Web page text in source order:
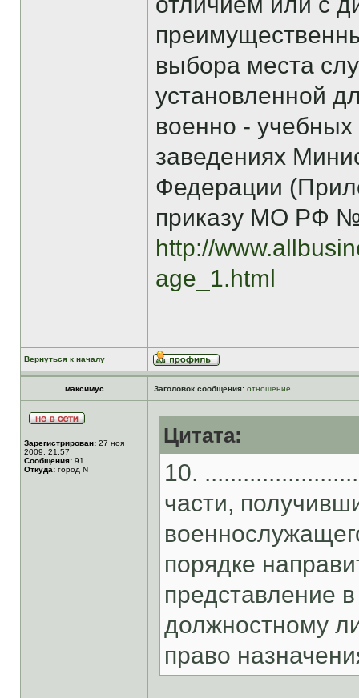
выбора места
установленной
военно - учебных
заведениях
Федерации
приказу МО РФ
http://
age_1.html
Вернуться к началу
максимус Заголовок сообщения: отношение
Зарегистрирован: 27 ноя
2009, 21:57
Сообщения: 91
Откуда: город N
Цитата:
10.
части,
порядке
представление
должностному
право